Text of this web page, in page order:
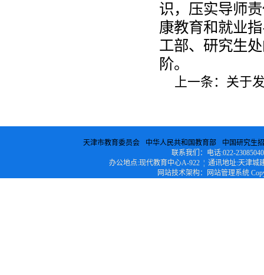
识，压实导师
康教育和就业
工部、研究生
阶。
上一条： 关于
天津市教育委员会 中华人民共和国教育部
中国研究生
联系我们：电话:022-
办公地点:现代教育中心A-922 ¦ 通讯地址:天津城
网站技术架构：网站管理系统